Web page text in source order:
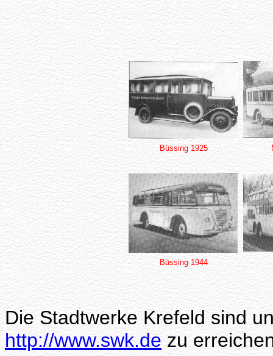
Büssing 1925
Büssing 1944
Die Stadtwerke Krefeld sind
http://www.swk.dezu